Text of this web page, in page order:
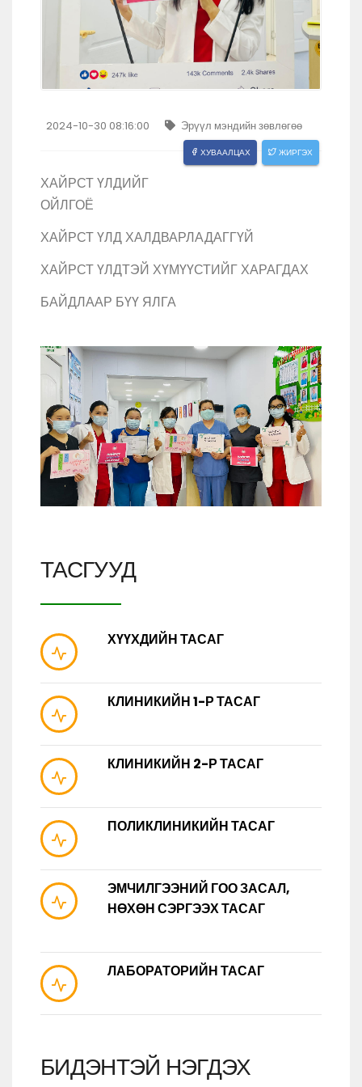
2024-10-30 08:16:00 Эрүүл мэндийн зөвлөгөө
ХУВААЛЦАХ ЖИРГЭХ
ХАЙРСТ ҮЛДИЙГ
ОЙЛГОЁ
ХАЙРСТ ҮЛД ХАЛДВАРЛАДАГГҮЙ
ХАЙРСТ ҮЛДТЭЙ ХҮМҮҮСТИЙГ ХАРАГДАХ
БАЙДЛААР БҮҮ ЯЛГА
ТАСГУУД
ХҮҮХДИЙН ТАСАГ
КЛИНИКИЙН 1-Р ТАСАГ
КЛИНИКИЙН 2-Р ТАСАГ
ПОЛИКЛИНИКИЙН ТАСАГ
ЭМЧИЛГЭЭНИЙ ГОО ЗАСАЛ,
НӨХӨН СЭРГЭЭХ ТАСАГ
ЛАБОРАТОРИЙН ТАСАГ
БИДЭНТЭЙ НЭГДЭХ